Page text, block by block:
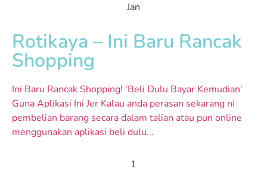
Jan
Rotikaya – Ini Baru Rancak
Shopping
Ini Baru Rancak Shopping! ‘Beli Dulu Bayar Kemudian’
Guna Aplikasi Ini Jer Kalau anda perasan sekarang ni
pembelian barang secara dalam talian atau pun online
menggunakan aplikasi beli dulu...
1